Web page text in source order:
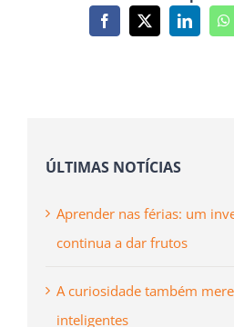
Facebook
X LinkedIn
ÚLTIMAS NOTÍCIAS
Aprender nas férias: um
continua a dar frutos
A curiosidade também
inteligentes